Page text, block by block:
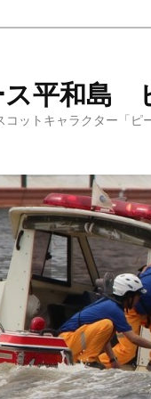
ス平和島
ットキャラクター「ピ